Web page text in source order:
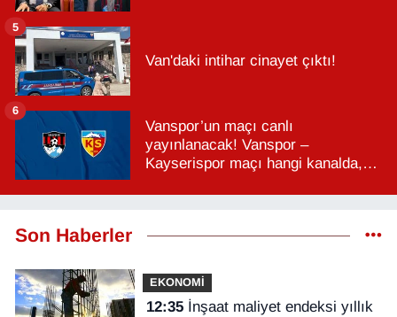
Van'daki intihar cinayet çıktı!
5
Vanspor’un maçı canlı
yayınlanacak! Vanspor –
Kayserispor maçı hangi kanalda,
6
Son Haberler
EKONOMİ
12:35İnşaat maliyet endeksi yıllık